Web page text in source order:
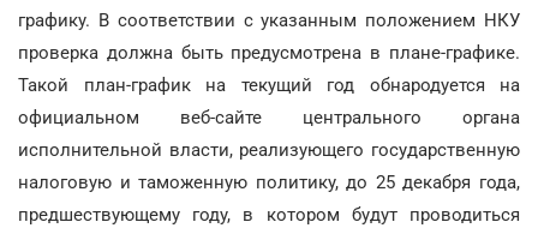
графику. В соответствии с указанным положением НКУ
проверка должна быть предусмотрена в плане-графике.
Такой план-график на текущий год обнародуется на
официальном веб-сайте центрального органа
исполнительной власти, реализующего государственную
налоговую и таможенную политику, до 25 декабря года,
предшествующему году, в котором будут проводиться